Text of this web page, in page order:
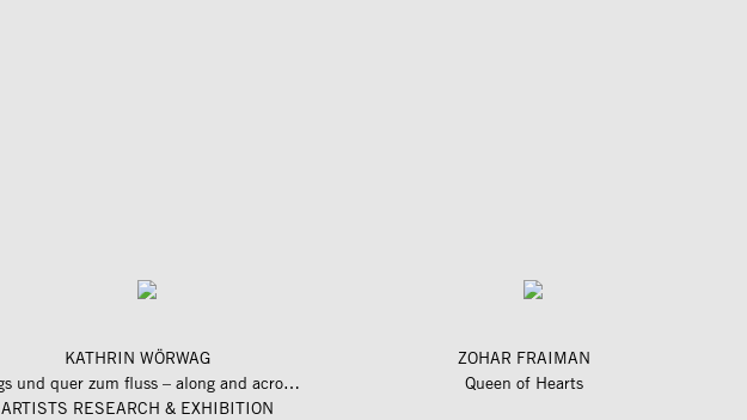
KATHRIN WÖRWAG
längs und quer zum fluss – along and across the river
ARTISTS RESEARCH & EXHIBITION
ZOHAR FRAIMAN
Queen of Hearts